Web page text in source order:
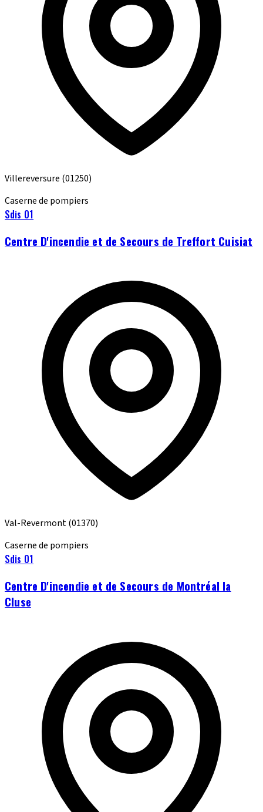
Villereversure (01250)
Caserne de pompiers
Sdis 01
Centre D'incendie et de Secours de Treffort Cuisiat
Val-Revermont(01370)
Caserne de pompiers
Sdis 01
Centre D'incendie et de Secours de Montréal la
Cluse